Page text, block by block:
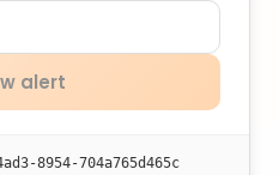
alert
8954-704a765d465c